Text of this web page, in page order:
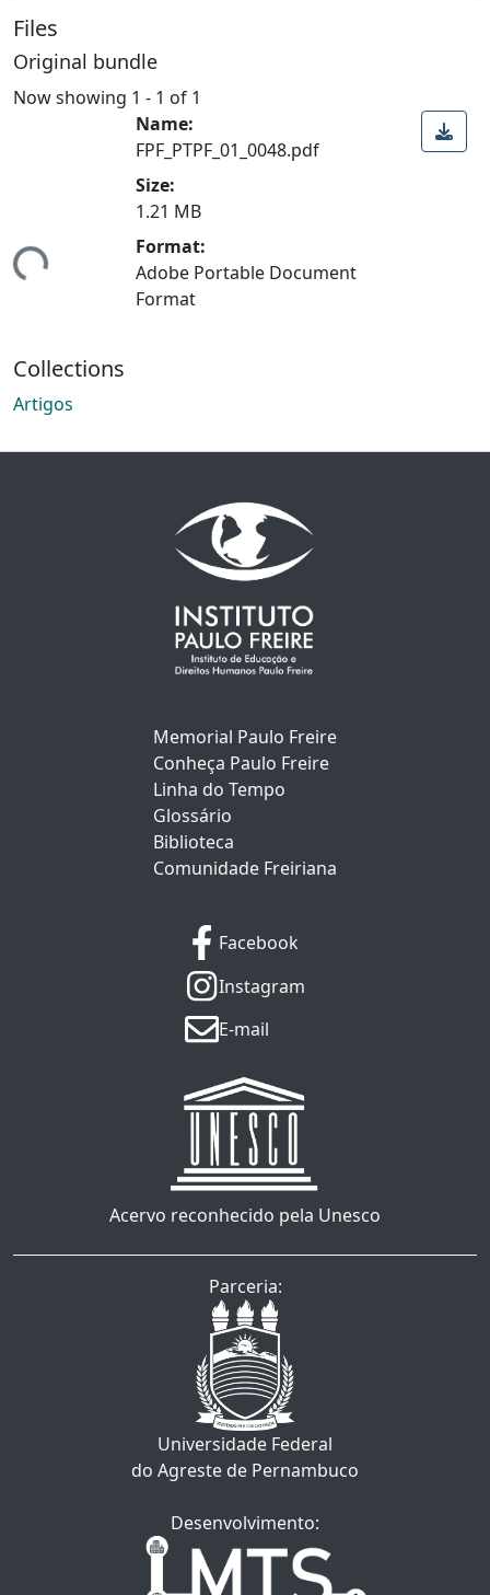
Files
Original bundle
Now showing 1 - 1 of 1
Name:
FPF_PTPF_01_0048.pdf
Size:
1.21 MB
Format:
Adobe Portable Document
Format
Collections
Artigos
Memorial Paulo Freire
Conheça Paulo Freire
Linha do Tempo
Glossário
Biblioteca
Comunidade Freiriana
Facebook
Instagram
E-mail
Acervo reconhecido pela Unesco
Parceria:
Universidade Federal
do Agreste de Pernambuco
Desenvolvimento: